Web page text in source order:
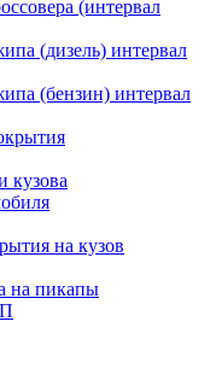
(интервал
(дизель) интервал
(бензин) интервал
кузова
на кузов
на пикапы